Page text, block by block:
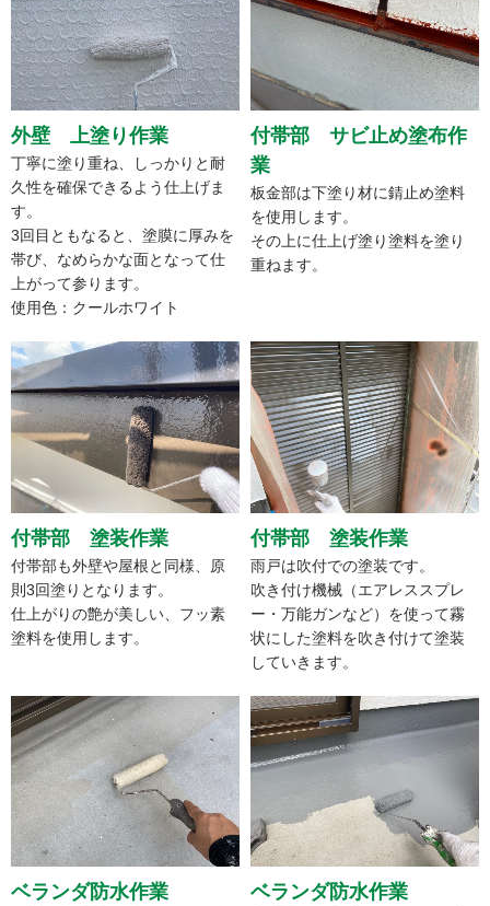
外壁 上塗り作業
丁寧に塗り重ね、しっかりと耐
久性を確保できるよう仕上げま
す。
3回目ともなると、塗膜に厚みを
帯び、なめらかな面となって仕
上がって参ります。
使用色：クールホワイト
付帯部 サビ止め塗布作
業
板金部は下塗り材に錆止め塗料
を使用します。
その上に仕上げ塗り塗料を塗り
重ねます。
付帯部 塗装作業
付帯部も外壁や屋根と同様、原
則3回塗りとなります。
仕上がりの艶が美しい、フッ素
塗料を使用します。
付帯部 塗装作業
雨戸は吹付での塗装です。
吹き付け機械（エアレススプレ
ー・万能ガンなど）を使って霧
状にした塗料を吹き付けて塗装
していきます。
ベランダ防水作業 ベランダ防水作業